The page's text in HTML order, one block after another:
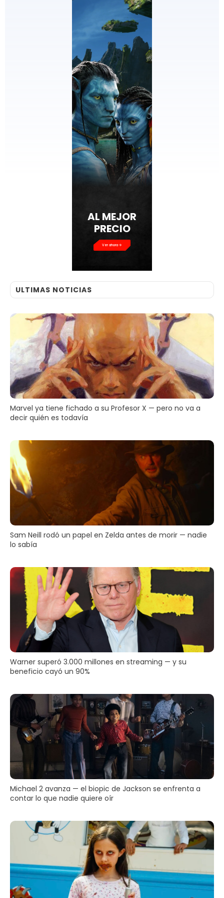
AL MEJOR
PRECIO
Ver ahora
ULTIMAS NOTICIAS
Marvel ya tiene fichado a su Profesor X — pero no va a
decir quién es todavía
Sam Neill rodó un papel en Zelda antes de morir — nadie
lo sabía
Warner superó 3.000 millones en streaming — y su
beneficio cayó un 90%
Michael 2 avanza — el biopic de Jackson se enfrenta a
contar lo que nadie quiere oír